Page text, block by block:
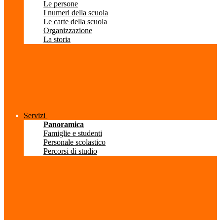
Le persone
I numeri della scuola
Le carte della scuola
Organizzazione
La storia
Servizi
Panoramica
Famiglie e studenti
Personale scolastico
Percorsi di studio